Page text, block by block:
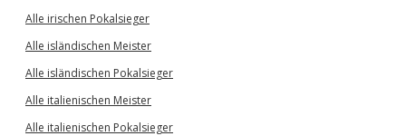
Alle irischen Pokalsieger
Alle isländischen Meister
Alle isländischen Pokalsieger
Alle italienischen Meister
Alle italienischen Pokalsieger